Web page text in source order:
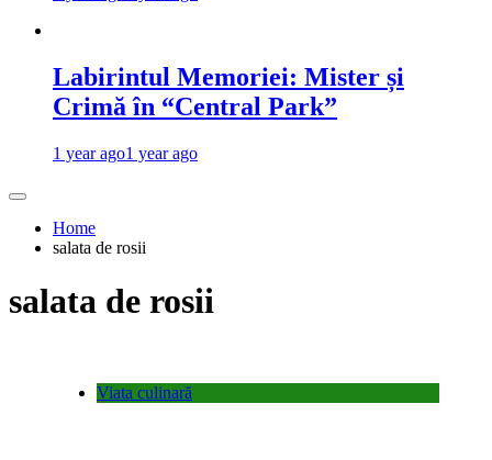
Labirintul Memoriei: Mister și
Crimă în “Central Park”
1 year ago1 year ago
Home
salata de rosii
salata de rosii
Viata culinară